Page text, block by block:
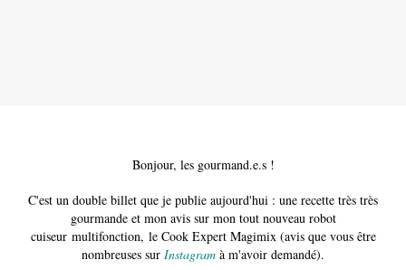
Bonjour, les gourmand.e.s !
C'est un double billet que je publie aujourd'hui : une recette très très
gourmande et mon avis sur mon tout nouveau robot
cuiseur multifonction, le Cook Expert Magimix (avis que vous être
nombreuses sur Instagram à m'avoir demandé).